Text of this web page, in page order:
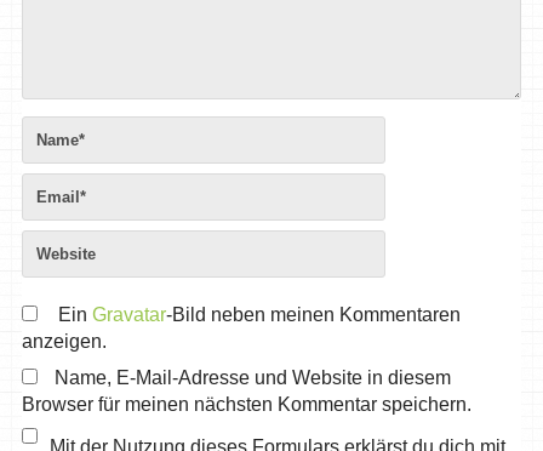
Ein Gravatar-Bild neben meinen Kommentaren
anzeigen.
Name, E-Mail-Adresse und Website in diesem
Browser für meinen nächsten Kommentar speichern.
Mit der Nutzung dieses Formulars erklärst du dich mit